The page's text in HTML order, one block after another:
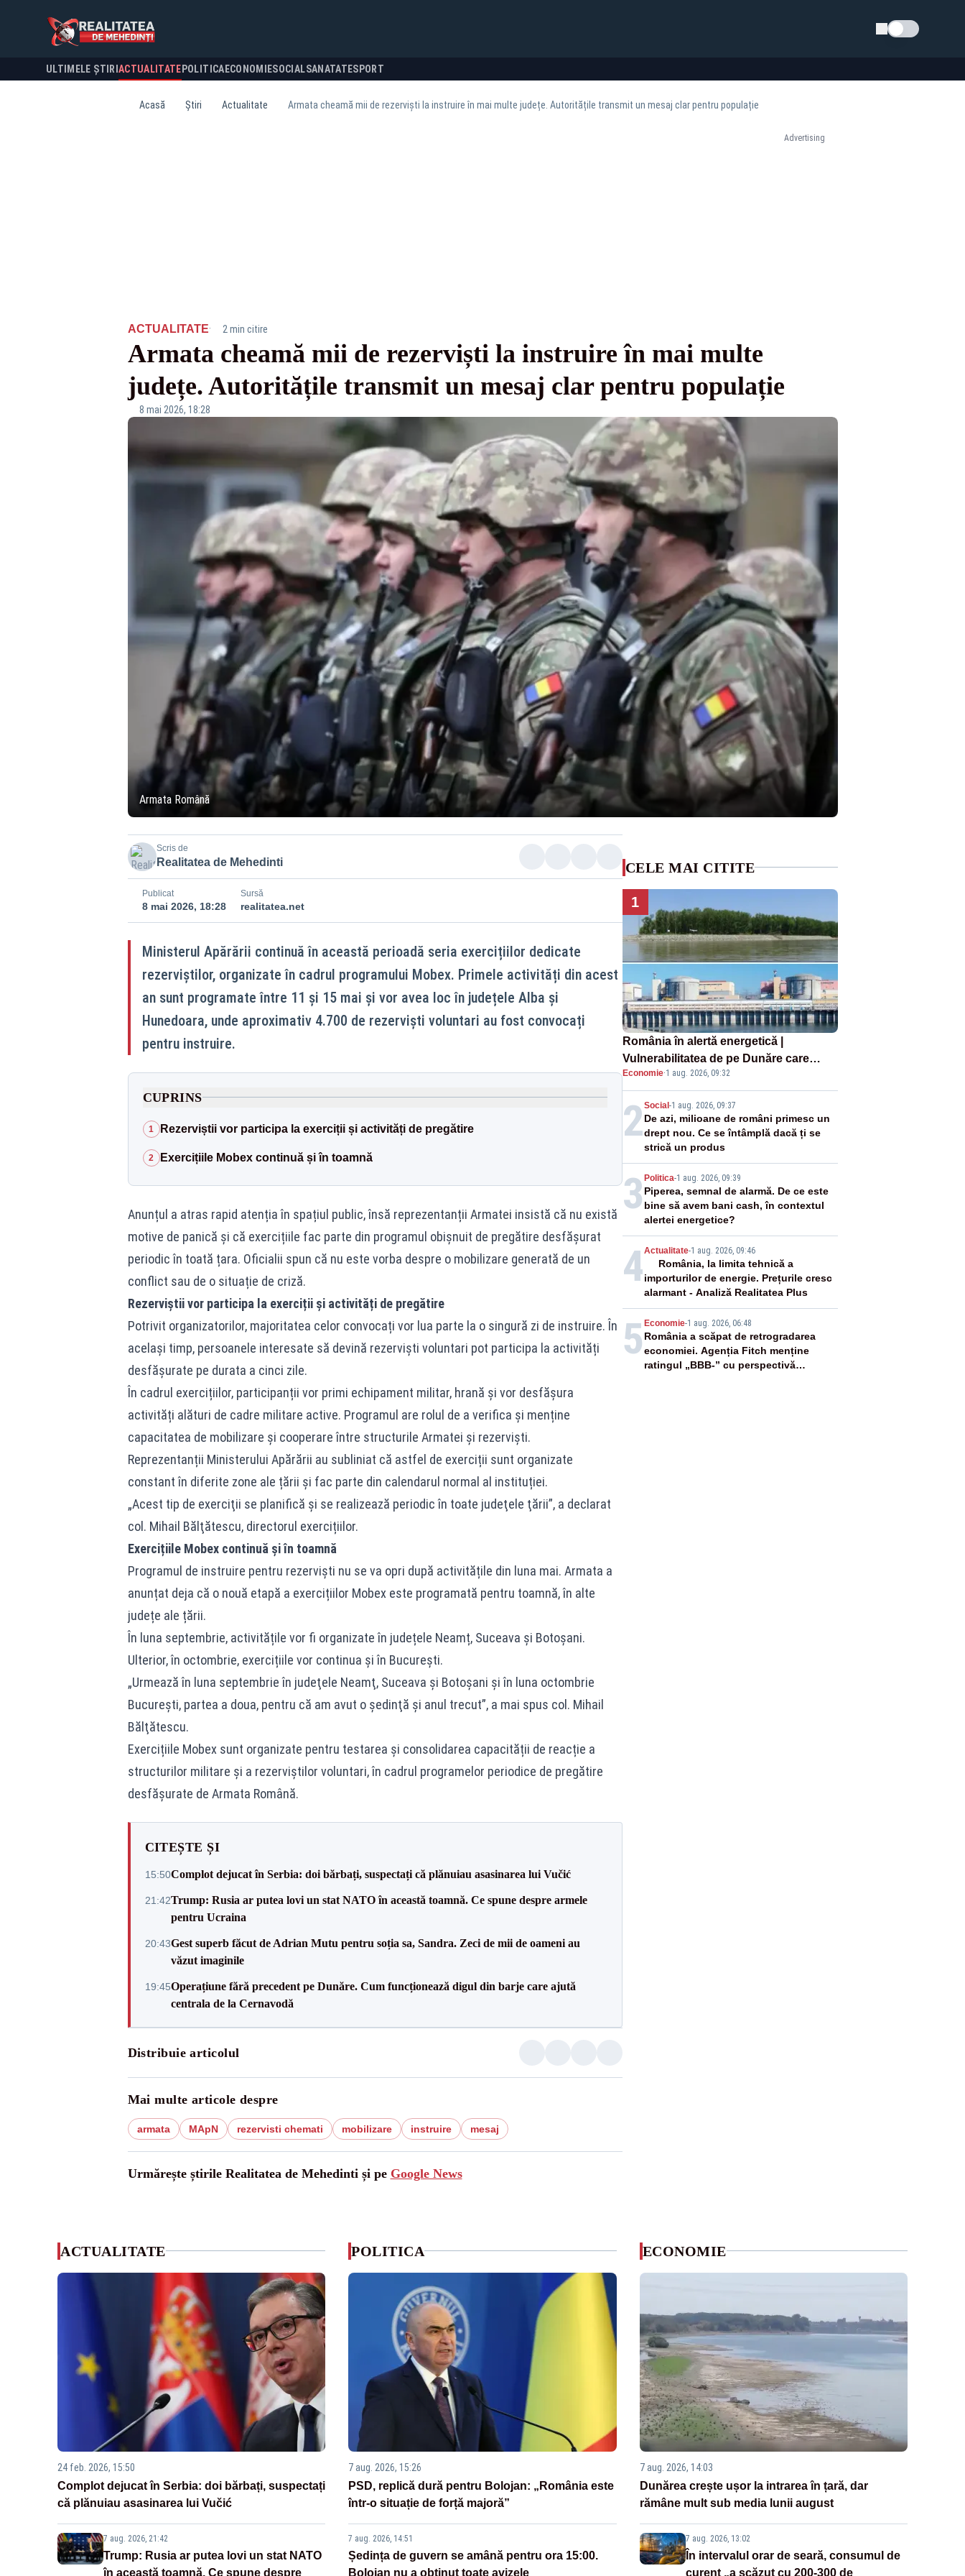
Schimba tema
ULTIMELE ȘTIRI ACTUALITATE POLITICA ECONOMIESOCIALSANATATESPORT
Acasă Știri Actualitate Armata cheamă mii de rezerviști la instruire în mai multe județe. Autoritățile transmit un mesaj clar pentru populație
Advertising
ACTUALITATE· 2 min citire
Armata cheamă mii de rezerviști la instruire în mai multe
județe. Autoritățile transmit un mesaj clar pentru populație
8 mai 2026, 18:28
Armata Română
Scris de
Realitatea de Mehedinti
Publicat
8 mai 2026, 18:28
Sursă
realitatea.net
Ministerul Apărării continuă în această perioadă seria exercițiilor dedicate
rezerviștilor, organizate în cadrul programului Mobex. Primele activități din acest
an sunt programate între 11 și 15 mai și vor avea loc în județele Alba și
Hunedoara, unde aproximativ 4.700 de rezerviști voluntari au fost convocați
pentru instruire.
CUPRINS
1 Rezerviștii vor participa la exerciții și activități de pregătire
2 Exercițiile Mobex continuă și în toamnă
Anunțul a atras rapid atenția în spațiul public, însă reprezentanții Armatei insistă că nu există
motive de panică și că exercițiile fac parte din programul obișnuit de pregătire desfășurat
periodic în toată țara. Oficialii spun că nu este vorba despre o mobilizare generată de un
conflict sau de o situație de criză.
Rezerviștii vor participa la exerciții și activități de pregătire
Potrivit organizatorilor, majoritatea celor convocați vor lua parte la o singură zi de instruire. În
același timp, persoanele interesate să devină rezerviști voluntari pot participa la activități
desfășurate pe durata a cinci zile.
În cadrul exercițiilor, participanții vor primi echipament militar, hrană și vor desfășura
activități alături de cadre militare active. Programul are rolul de a verifica și menține
capacitatea de mobilizare și cooperare între structurile Armatei și rezerviști.
Reprezentanții Ministerului Apărării au subliniat că astfel de exerciții sunt organizate
constant în diferite zone ale țării și fac parte din calendarul normal al instituției.
„Acest tip de exerciţii se planifică şi se realizează periodic în toate judeţele ţării”, a declarat
col. Mihail Bălţătescu, directorul exercițiilor.
Exercițiile Mobex continuă și în toamnă
Programul de instruire pentru rezerviști nu se va opri după activitățile din luna mai. Armata a
anunțat deja că o nouă etapă a exercițiilor Mobex este programată pentru toamnă, în alte
județe ale țării.
În luna septembrie, activitățile vor fi organizate în județele Neamț, Suceava și Botoșani.
Ulterior, în octombrie, exercițiile vor continua și în București.
„Urmează în luna septembrie în judeţele Neamţ, Suceava şi Botoşani şi în luna octombrie
Bucureşti, partea a doua, pentru că am avut o şedinţă şi anul trecut”, a mai spus col. Mihail
Bălţătescu.
Exercițiile Mobex sunt organizate pentru testarea și consolidarea capacității de reacție a
structurilor militare și a rezerviștilor voluntari, în cadrul programelor periodice de pregătire
desfășurate de Armata Română.
CITEȘTE ȘI
15:50Complot dejucat în Serbia: doi bărbați, suspectați că plănuiau asasinarea lui Vučić
21:42Trump: Rusia ar putea lovi un stat NATO în această toamnă. Ce spune despre armele
pentru Ucraina
20:43Gest superb făcut de Adrian Mutu pentru soția sa, Sandra. Zeci de mii de oameni au
văzut imaginile
19:45Operațiune fără precedent pe Dunăre. Cum funcționează digul din barje care ajută
centrala de la Cernavodă
Distribuie articolul
Mai multe articole despre
armata MApN rezervisti chemati mobilizare instruire mesaj
Urmărește știrile Realitatea de Mehedinti și pe Google News
CELE MAI CITITE
1
România în alertă energetică |
Vulnerabilitatea de pe Dunăre care
pune în pericol Centrala Cernavodă era
cunoscută de pe vremea lui Ceaușescu
Economie·1 aug. 2026, 09:32
2Social-1 aug. 2026, 09:37
De azi, milioane de români primesc un
drept nou. Ce se întâmplă dacă ți se
strică un produs
3 Politica-1 aug. 2026, 09:39
Piperea, semnal de alarmă. De ce este
bine să avem bani cash, în contextul
alertei energetice?
4Actualitate-1 aug. 2026, 09:46
România, la limita tehnică a
importurilor de energie. Prețurile cresc
alarmant - Analiză Realitatea Plus
5 Economie-1 aug. 2026, 06:48
România a scăpat de retrogradarea
economiei. Agenția Fitch menține
ratingul „BBB-” cu perspectivă
ACTUALITATE
24 feb. 2026, 15:50
Complot dejucat în Serbia: doi bărbați, suspectați
că plănuiau asasinarea lui Vučić
7 aug. 2026, 21:42
Trump: Rusia ar putea lovi un stat NATO
în această toamnă. Ce spune despre
POLITICA
7 aug. 2026, 15:26
PSD, replică dură pentru Bolojan: „România este
într-o situație de forță majoră”
7 aug. 2026, 14:51
Ședința de guvern se amână pentru ora 15:00.
Bolojan nu a obținut toate avizele
ECONOMIE
7 aug. 2026, 14:03
Dunărea crește ușor la intrarea în țară, dar
rămâne mult sub media lunii august
7 aug. 2026, 13:02
În intervalul orar de seară, consumul de
curent „a scăzut cu 200-300 de